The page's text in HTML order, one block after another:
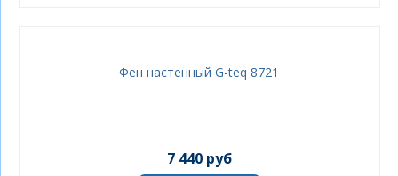
Фен настенный G-teq 8721
7 440 руб